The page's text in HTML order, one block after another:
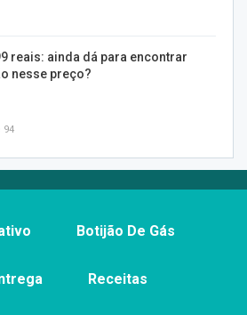
reais: ainda dá para encontrar
nesse preço?
94
Botijão De Gás
Receitas